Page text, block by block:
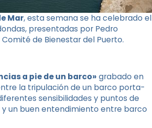
Mar, esta semana se ha celebrado el
presentadas por Pedro
de Bienestar del Puerto.
a pie de un barco» grabado en
la tripulación de un barco porta-
sensibilidades y puntos de
un buen entendimiento entre barco